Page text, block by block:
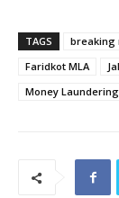
TAGS breaking
Faridkot MLA
Money